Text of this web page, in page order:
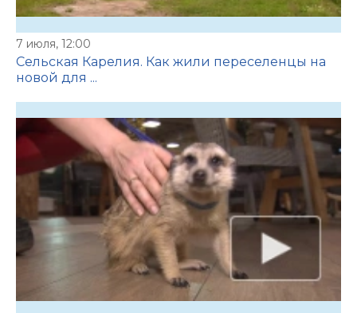
7 июля, 12:00
Сельская Карелия. Как жили переселенцы на
новой для ...